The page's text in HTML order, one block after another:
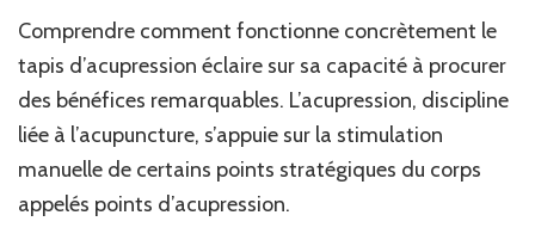
Comprendre comment fonctionne concrètement le
tapis d’acupression éclaire sur sa capacité à procurer
des bénéfices remarquables. L’acupression, discipline
liée à l’acupuncture, s’appuie sur la stimulation
manuelle de certains points stratégiques du corps
appelés points d’acupression.